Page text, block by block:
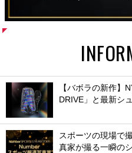
【バボラの新作】
DRIVE」と最新シ
スポーツの現場で
真家が撮る一瞬の